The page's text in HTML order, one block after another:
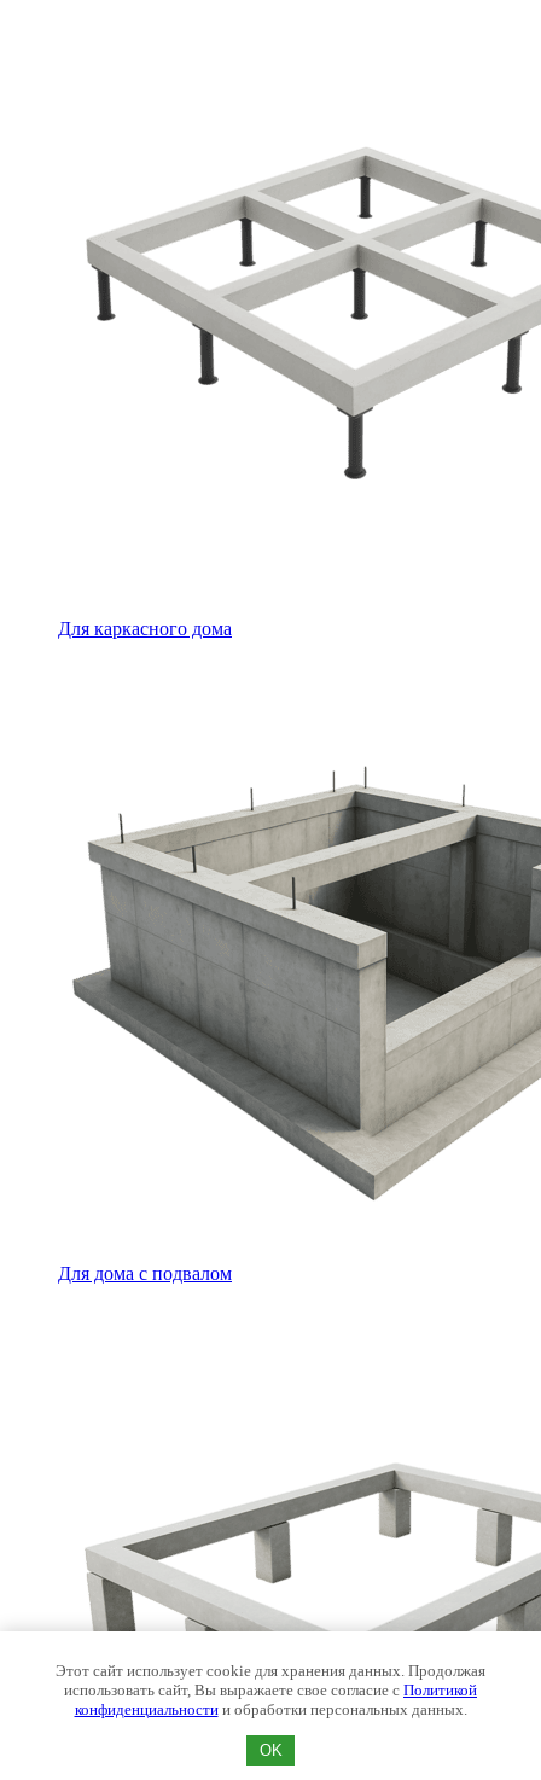
Для каркасного дома
Для дома с подвалом
Этот сайт использует cookie для хранения данных. Продолжая
использовать сайт, Вы выражаете свое согласие с Политикой
конфиденциальностии обработки персональных данных.
OK